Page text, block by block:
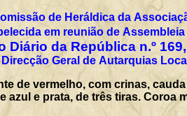
de Heráldica da
em reunião de
Diário da República n.º
Geral de Autarquias
de vermelho, com crinas,
azul e prata, de três tiras. Coroa